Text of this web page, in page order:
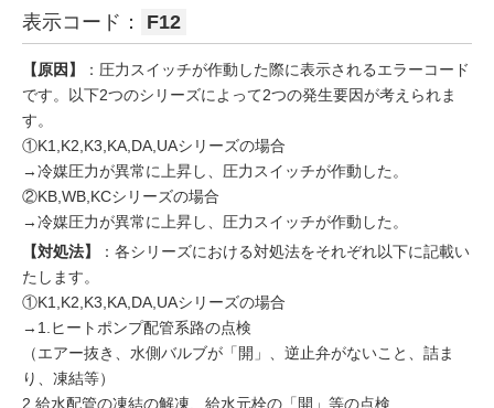
表示コード： F12
【原因】
：圧力スイッチが作動した際に表示されるエラーコード
です。以下2つのシリーズによって2つの発生要因が考えられま
す。
①K1,K2,K3,KA,DA,UAシリーズの場合
→冷媒圧力が異常に上昇し、圧力スイッチが作動した。
②KB,WB,KCシリーズの場合
→冷媒圧力が異常に上昇し、圧力スイッチが作動した。
【対処法】
：各シリーズにおける対処法をそれぞれ以下に記載い
たします。
①K1,K2,K3,KA,DA,UAシリーズの場合
→1.ヒートポンプ配管系路の点検
（エアー抜き、水側バルブが「開」、逆止弁がないこと、詰ま
り、凍結等）
2.給水配管の凍結の解凍、給水元栓の「開」等の点検